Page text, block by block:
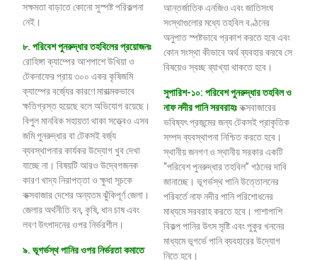
সক্ষমতা বাড়াতে কোনো সুস্পষ্ট পরিকল্পনা
নেই।
৮.পরিবেশপুনরুদ্ধারতহবিলেরপ্রয়োজনঃ
রোহিঙ্গা ক্যাম্পের আশপাশে উখিয়া ও
টেকনাফের প্রায় ৩০০ একর কৃষিজমি
ক্যাম্পের বর্জ্যের কারণে মারাত্মকভাবে
ক্ষতিগ্রস্ত হয়েছে বলে অভিযোগ রয়েছে।
বিপুল মানবিক সহায়তা থাকা সত্ত্বেও এসব
জমি পুনরুদ্ধার বা টেকসই বর্জ্য
ব্যবস্থাপনার কার্যকর উদ্যোগ খুব দেখা
যাচ্ছে না। বিষয়টি আরও উদ্বেগজনক
কারণ খাদ্য নিরাপত্তা ও ক্ষুধা সূচকে
কক্সবাজার দেশের অন্যতম ঝুঁকিপূর্ণ জেলা।
জেলার অর্থনীতি বন, কৃষি, ধান চাষ এবং
লবণ উৎপাদনের ওপর নির্ভরশীল।
৯.ভূগর্ভস্থপানিরওপরনির্ভরতাকমাতে
আন্তর্জাতিক এনজিও এবং জাতিসংঘ
সংস্থাগুলোর মধ্যে তহবিল বণ্ঠনের
অনুপাত স্পষ্টভাবে প্রকাশ করতে হবে এবং
কোন সংস্থা কীভাবে অর্থ ব্যবহার করবে সে
বিষয়েও স্বচ্ছ ব্যাখ্যা থাকতে হবে।
সুপারিশ-১০: পরিবেশ পুনরুদ্ধার তহবিল ও
নাফ নদীর পানি সরবরাহঃকক্সবাজারের
ভবিষ্যৎ প্রজন্মের জন্য টেকসই প্রাকৃতিক
সম্পদ ব্যবস্থাপনা নিশ্চিত করতে হবে।
স্থানীয় জনগণ ও স্থানীয় সরকার একটি
“পরিবেশ পুনরুদ্ধার তহবিল” গঠনের দাবি
জানাচ্ছে। ভূগর্ভস্থ পানি উত্তোলনের
পরিবর্তে নাফ নদীর পানি পরিশোধনের
মাধ্যমে সরবরাহ করতে হবে। পাশাপাশি
বিকল্প পানির উৎস সৃষ্টি এবং পুকুর খননের
মাধ্যমে ভূগর্ভে পানি ব্যবহারের উদ্যোগ
নিতে হবে।